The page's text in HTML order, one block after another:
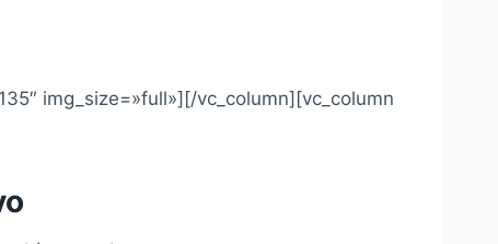
img_size=»full»][/vc_column][vc_column